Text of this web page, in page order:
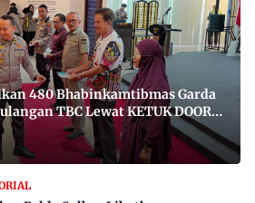
480 Bhabinkamtibmas Garda
TBC Lewat KETUK DOORS